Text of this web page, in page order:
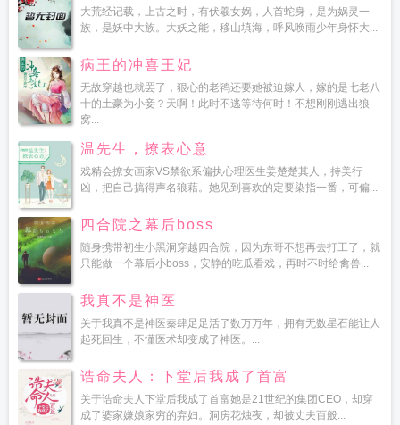
大荒经记载，上古之时，有伏羲女娲，人首蛇身，是为娲灵一
族，是妖中大族。大妖之能，移山填海，呼风唤雨少年身怀大...
病王的冲喜王妃
无故穿越也就罢了，狠心的老鸨还要她被迫嫁人，嫁的是七老八
十的土豪为小妾？天啊！此时不逃等待何时！不想刚刚逃出狼
窝...
温先生，撩表心意
戏精会撩女画家VS禁欲系偏执心理医生姜楚楚其人，持美行
凶，把自己搞得声名狼藉。她见到喜欢的定要染指一番，可偏...
四合院之幕后boss
随身携带初生小黑洞穿越四合院，因为东哥不想再去打工了，就
只能做一个幕后小boss，安静的吃瓜看戏，再时不时给禽兽...
我真不是神医
关于我真不是神医秦肆足足活了数万万年，拥有无数星石能让人
起死回生，不懂医术却变成了神医。...
诰命夫人：下堂后我成了首富
关于诰命夫人下堂后我成了首富她是21世纪的集团CEO，却穿
成了婆家嫌娘家穷的弃妇。洞房花烛夜，却被丈夫百般...